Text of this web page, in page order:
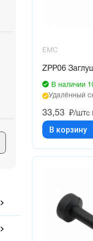
EMC
ZPP06
В наличии
Удалённый
33,53 ₽/штс
В корзину